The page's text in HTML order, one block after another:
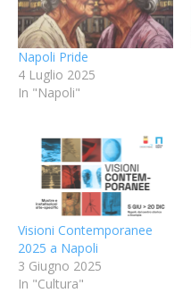
Napoli Pride
4 Luglio 2025
In "Napoli"
Visioni Contemporanee
2025 a Napoli
3 Giugno 2025
In "Cultura"